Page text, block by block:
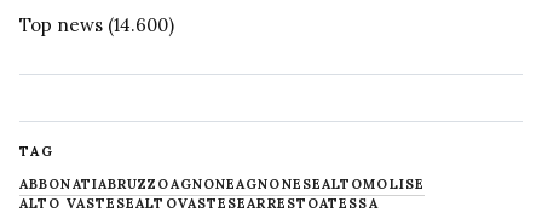
Top news (14.600)
TAG
ABBONATIABRUZZOAGNONEAGNONESEALTOMOLISE
ALTO VASTESEALTOVASTESEARRESTOATESSA